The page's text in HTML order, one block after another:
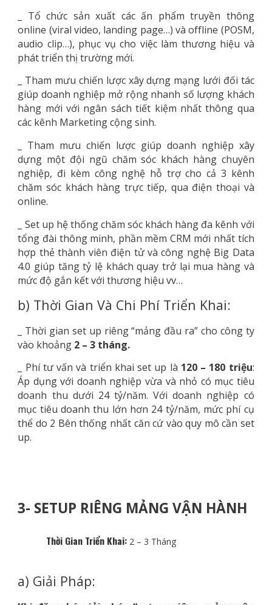
_ Tổ chức sản xuất các ấn phẩm truyền thông
online (viral video, landing page…) và offline (POSM,
audio clip…), phục vụ cho việc làm thương hiệu và
phát triển thị trường mới.
_ Tham mưu chiến lược xây dựng mạng lưới đối tác
giúp doanh nghiệp mở rộng nhanh số lượng khách
hàng mới với ngân sách tiết kiệm nhất thông qua
các kênh Marketing cộng sinh.
_ Tham mưu chiến lược giúp doanh nghiệp xây
dựng một đội ngũ chăm sóc khách hàng chuyên
nghiệp, đi kèm công nghệ hỗ trợ cho cả 3 kênh
chăm sóc khách hàng trực tiếp, qua điện thoại và
online.
_ Set up hệ thống chăm sóc khách hàng đa kênh với
tổng đài thông minh, phần mềm CRM mới nhất tích
hợp thẻ thành viên điện tử và công nghệ Big Data
4.0 giúp tăng tỷ lệ khách quay trở lại mua hàng và
mức độ gắn kết với thương hiệu vv…
b) Thời Gian Và Chi Phí Triển Khai:
_ Thời gian set up riêng “mảng đầu ra” cho công ty
vào khoảng 2 – 3 tháng.
_ Phí tư vấn và triển khai set up là 120 – 180 triệu:
Áp dụng với doanh nghiệp vừa và nhỏ có mục tiêu
doanh thu dưới 24 tỷ/năm. Với doanh nghiệp có
mục tiêu doanh thu lớn hơn 24 tỷ/năm, mức phí cụ
thể do 2 Bên thống nhất căn cứ vào quy mô cần set
up.
3- SETUP RIÊNG MẢNG VẬN HÀNH
Thời Gian Triển Khai: 2 – 3 Tháng
a) Giải Pháp: